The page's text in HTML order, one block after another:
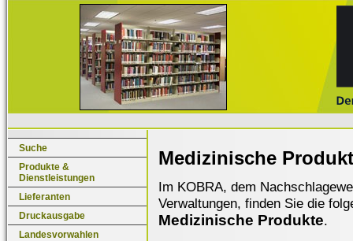
Suche
Produkte &
Dienstleistungen
Lieferanten
Druckausgabe
Landesvorwahlen
Medizinische
Im KOBRA, dem
Verwaltungen, finden Sie die
Medizinische Produkte.